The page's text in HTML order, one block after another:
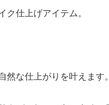
仕上げアイテム。
な仕上がりを叶えます。